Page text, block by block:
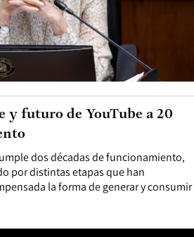
dos décadas de funcionamiento,
por distintas etapas que han
la forma de generar y consumir
y futuro de YouTube a 20